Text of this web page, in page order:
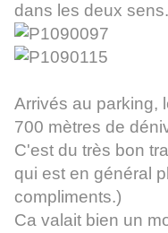
dans les deux sens.
Arrivés au parking,
700 mètres de
C'est du très bon
qui est en général
compliments.)
Ca valait bien un